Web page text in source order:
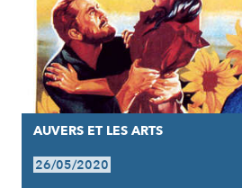
AUVERS ET LES ARTS
26/05/2020